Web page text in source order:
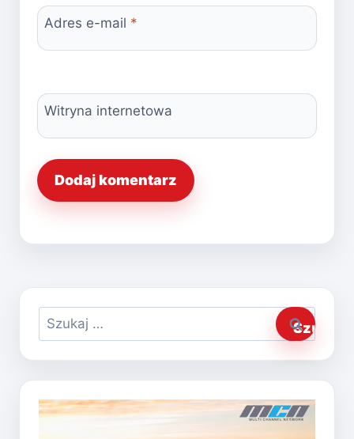
Adres e-mail *
Witryna internetowa
Szukaj: